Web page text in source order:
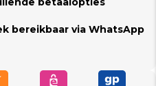
bereikbaar via WhatsApp